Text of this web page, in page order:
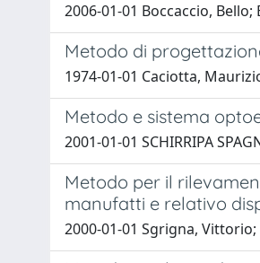
2006-01-01 Boccaccio, Bello;
Metodo di
1974-01-01 Caciotta,
Metodo e sistema
2001-01-01 SCHIRRIPA
Metodo per il
manufatti e relativo
2000-01-01 Sgrigna,